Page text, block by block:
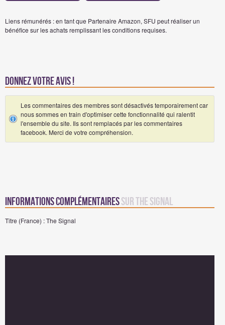
Liens rémunérés : en tant que Partenaire Amazon, SFU peut réaliser un
bénéfice sur les achats remplissant les conditions requises.
Donnez votre avis !
Les commentaires des membres sont désactivés temporairement car
nous sommes en train d'optimiser cette fonctionnalité qui ralentit
l'ensemble du site. Ils sont remplacés par les commentaires
facebook. Merci de votre compréhension.
Informations complémentairessur The Signal
Titre (France) : The Signal